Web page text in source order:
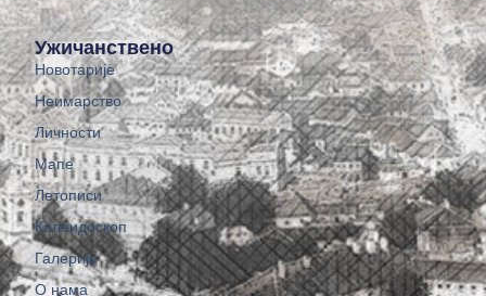
Ужичанствено
Новотарије
Неимарство
Личности
Мапе
Летописи
Калеидоскоп
Галерије
О нама